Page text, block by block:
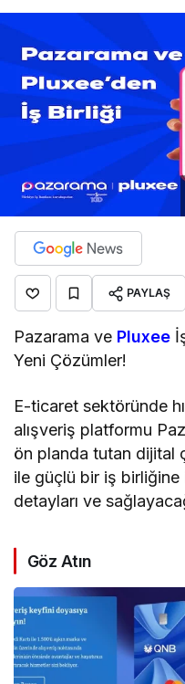
PAYLAŞ
Pazarama ve Pluxee
Yeni Çözümler!
E-ticaret sektöründe
alışveriş platformu
ön planda tutan dijital
ile güçlü bir iş birliğine
detayları ve
Göz Atın